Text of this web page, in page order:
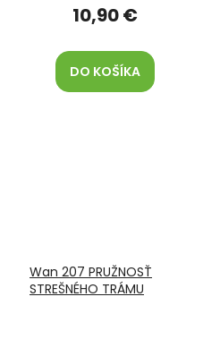
10,90 €
DO KOŠÍKA
Wan 207 PRUŽNOSŤ
STREŠNÉHO TRÁMU